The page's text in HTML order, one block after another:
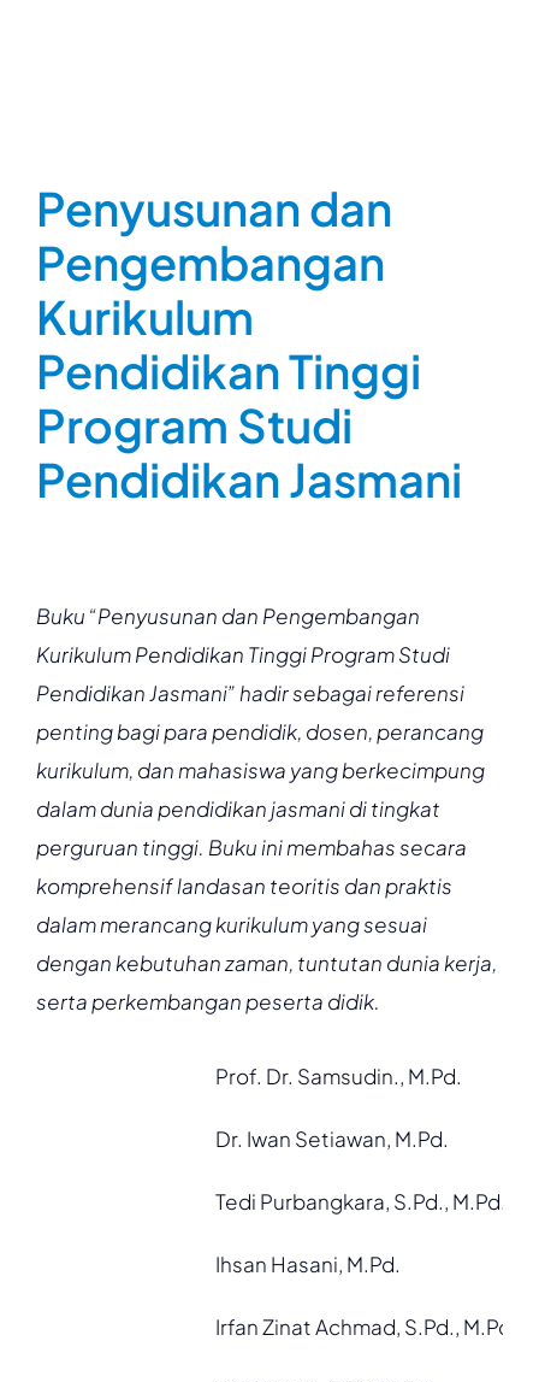
Penyusunan dan
Pengembangan
Kurikulum
Pendidikan Tinggi
Program Studi
Pendidikan Jasmani
Buku “Penyusunan dan Pengembangan
Kurikulum Pendidikan Tinggi Program Studi
Pendidikan Jasmani” hadir sebagai referensi
penting bagi para pendidik, dosen, perancang
kurikulum, dan mahasiswa yang berkecimpung
dalam dunia pendidikan jasmani di tingkat
perguruan tinggi. Buku ini membahas secara
komprehensif landasan teoritis dan praktis
dalam merancang kurikulum yang sesuai
dengan kebutuhan zaman, tuntutan dunia kerja,
serta perkembangan peserta didik.
Prof. Dr. Samsudin., M.Pd.
Dr. Iwan Setiawan, M.Pd.
Tedi Purbangkara, S.Pd., M.Pd.
Ihsan Hasani, M.Pd.
Irfan Zinat Achmad, S.Pd., M.Pd.